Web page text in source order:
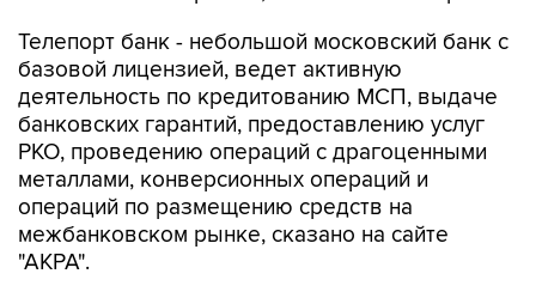
Телепорт банк - небольшой московский банк с
базовой лицензией, ведет активную
деятельность по кредитованию МСП, выдаче
банковских гарантий, предоставлению услуг
РКО, проведению операций с драгоценными
металлами, конверсионных операций и
операций по размещению средств на
межбанковском рынке, сказано на сайте
"АКРА".